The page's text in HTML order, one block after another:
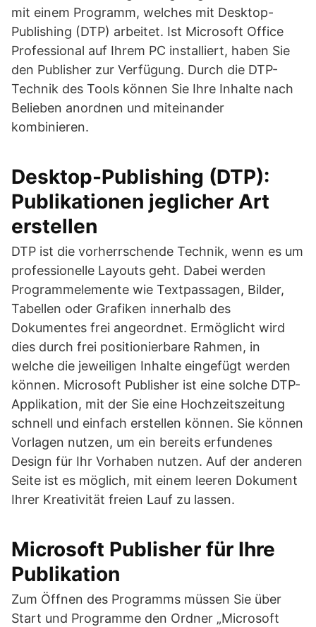
mit einem Programm, welches mit Desktop-
Publishing (DTP) arbeitet. Ist Microsoft Office
Professional auf Ihrem PC installiert, haben Sie
den Publisher zur Verfügung. Durch die DTP-
Technik des Tools können Sie Ihre Inhalte nach
Belieben anordnen und miteinander
kombinieren.
Desktop-Publishing (DTP):
Publikationen jeglicher Art
erstellen
DTP ist die vorherrschende Technik, wenn es um
professionelle Layouts geht. Dabei werden
Programmelemente wie Textpassagen, Bilder,
Tabellen oder Grafiken innerhalb des
Dokumentes frei angeordnet. Ermöglicht wird
dies durch frei positionierbare Rahmen, in
welche die jeweiligen Inhalte eingefügt werden
können. Microsoft Publisher ist eine solche DTP-
Applikation, mit der Sie eine Hochzeitszeitung
schnell und einfach erstellen können. Sie können
Vorlagen nutzen, um ein bereits erfundenes
Design für Ihr Vorhaben nutzen. Auf der anderen
Seite ist es möglich, mit einem leeren Dokument
Ihrer Kreativität freien Lauf zu lassen.
Microsoft Publisher für Ihre
Publikation
Zum Öffnen des Programms müssen Sie über
Start und Programme den Ordner „Microsoft